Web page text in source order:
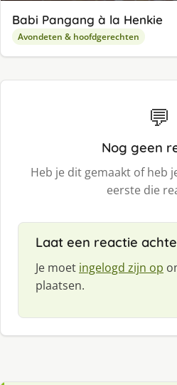
Babi Pangang à la Henkie
Avondeten & hoofdgerechten
💬
Nog geen
Heb je dit gemaakt of heb
eerste die
Laat een reactie
Je moet ingelogd zijn op
plaatsen.